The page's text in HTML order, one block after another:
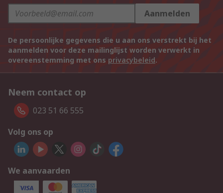
Aanmelden
De persoonlijke gegevens die u aan ons verstrekt bij het
aanmelden voor deze mailinglijst worden verwerkt in
overeenstemming met ons privacybeleid.
Neem contact op
023 51 66 555
Volg ons op
We aanvaarden